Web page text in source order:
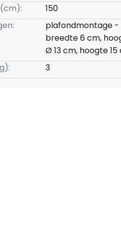
150
plafondmontage -
breedte 6 cm,
Ø 13 cm, hoogte 15
3